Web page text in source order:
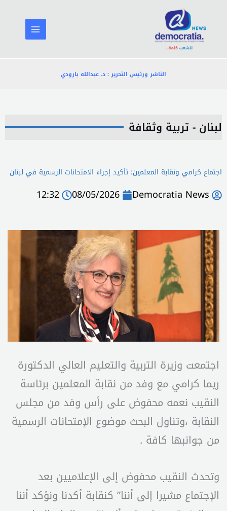
المحتوى
الناشر ورئيس التحرير : د. عبدالله بارودي
لبنان - تربية وثقافة
اجتماع كرامي ونقابة المعلمين: تأكيد إجراء الامتحانات الرسمية في لبنان
Democratia News
08/05/2026
12:32
اجتمعت وزيرة التربية والتعليم العالي الدكتورة
ريما كرامي مع وفد من نقابة المعلمين برئاسة
النقيب نعمه محفوض على رأس وفد من مجلس
النقابة ،وتناول البحث موضوع الإمتحانات الرسمية
من جوانبها كافة .
وتحدث النقيب محفوض إلى الإعلاميين بعد
الإجتماع مشيرا إلى أننا” كنقابة أكدنا ونؤكد أننا